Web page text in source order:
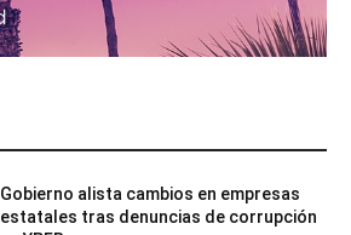
Gobierno alista cambios en empresas
estatales tras denuncias de corrupción